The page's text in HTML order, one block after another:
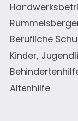
Altenhilfe
Kinder,
Berufliche